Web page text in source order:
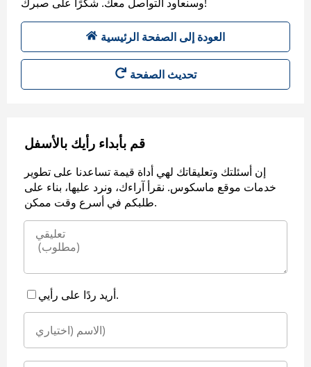
العودة إلى الصفحة الرئيسية
تحديث الصفحة
قم بأبداء رأيك بالأسفل
إن أسئلتك وتعليقاتك لهي أداة قيمة تساعدنا على تطوير
خدمات موقع ماسكوس. نقرأ آراءك، ونرد عليها، بناء على
طلبكم في أسرع وقت ممكن.
أريد ردًا على رأيي.